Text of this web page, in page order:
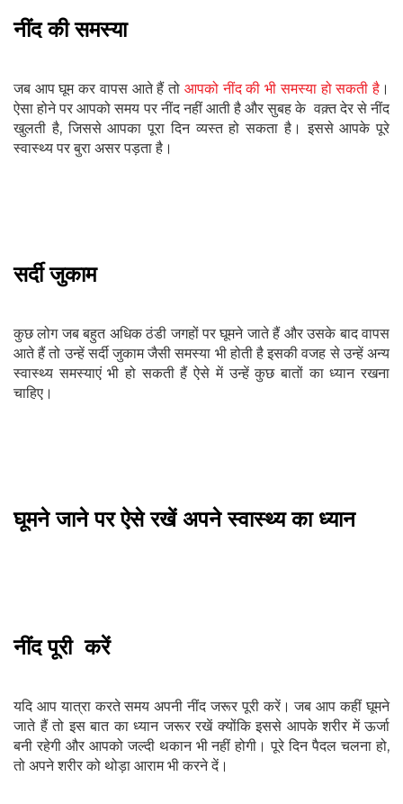
नींद की समस्या
जब आप घूम कर वापस आते हैं तो आपको नींद की भी समस्या हो सकती है ।
ऐसा होने पर आपको समय पर नींद नहीं आती है और सुबह के वक़्त देर से नींद
खुलती है, जिससे आपका पूरा दिन व्यस्त हो सकता है। इससे आपके पूरे
स्वास्थ्य पर बुरा असर पड़ता है।
सर्दी जुकाम
कुछ लोग जब बहुत अधिक ठंडी जगहों पर घूमने जाते हैं और उसके बाद वापस
आते हैं तो उन्हें सर्दी जुकाम जैसी समस्या भी होती है इसकी वजह से उन्हें अन्य
स्वास्थ्य समस्याएं भी हो सकती हैं ऐसे में उन्हें कुछ बातों का ध्यान रखना
चाहिए।
घूमने जाने पर ऐसे रखें अपने स्वास्थ्य का ध्यान
नींद पूरी करें
यदि आप यात्रा करते समय अपनी नींद जरूर पूरी करें। जब आप कहीं घूमने
जाते हैं तो इस बात का ध्यान जरूर रखें क्योंकि इससे आपके शरीर में ऊर्जा
बनी रहेगी और आपको जल्दी थकान भी नहीं होगी। पूरे दिन पैदल चलना हो,
तो अपने शरीर को थोड़ा आराम भी करने दें।